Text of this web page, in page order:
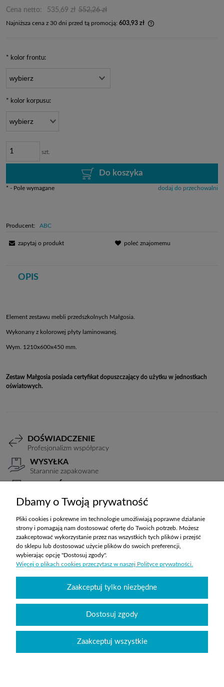
Cena netto: 535,69 zł 552,26 zł
Najniższa cena z 30 dni przed tą promocją: 603,93 zł
* kolor frontu:
* kolor korpusu:
szt.
Do koszyka
dodaj do przechowalni
* - Pole wymagane
Producent: ABC
zapytaj o produkt poleć znajomemu
OPIS
Element zestawu mebli przedszkolnych Małgosia.
Wykonany z kolorowej płyty laminowanej.
Wym. 1210x600x450 mm.
Zestaw Małgosia posiada certyfikat dopuszczający do użytku w jednostkach
oświatowych.
DOŚWIADCZENIE
Profesjonalizm współpracy
WYSYŁKA
Starannie zapakowane
TRANSPORT
Koszty ustalane indywidualnie
ZAKUPY
POMOC
MOJE KONTO
Wyposażenie szkół sklepabcwyposazenia.pl|handlowy@abcwyposazenia.pl
Dbamy o Twoją prywatność
Pliki cookies i pokrewne im technologie umożliwiają poprawne działanie
strony i pomagają nam dostosować ofertę do Twoich potrzeb. Możesz
zaakceptować wykorzystanie przez nas wszystkich tych plików i przejść
do sklepu lub dostosować użycie plików do swoich preferencji,
wybierając opcję "Dostosuj zgody".
Więcej o plikach cookies przeczytasz w naszej Polityce prywatności.
Zaakceptuj tylko niezbędne
Dostosuj zgody
Zaakceptuj wszystkie